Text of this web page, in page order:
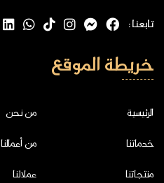
تابعنا :
خريطة الموقع
الرئيسية من نحن
خدماتنا من أعمالنا
منتجاتنا عملائنا